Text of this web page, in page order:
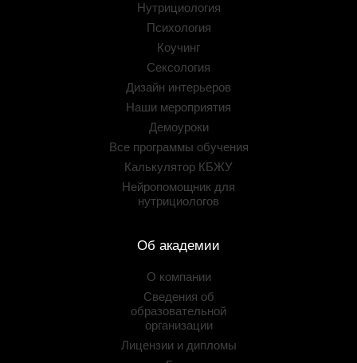
Нутрициология
Психология
Коучинг
Сексология
Дизайн интерьеров
Наши мероприятия
Демоуроки
Все программы обучения
Калькулятор КБЖУ
Нейропомощник для
нутрициологов
Об академии
О компании
Сведения об
образовательной
организации
Лицензии и дипломы